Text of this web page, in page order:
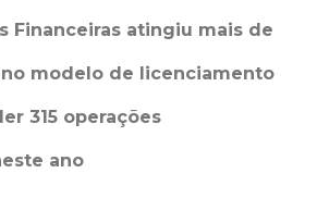
Financeiras atingiu mais de
modelo de licenciamento
315 operações
ano